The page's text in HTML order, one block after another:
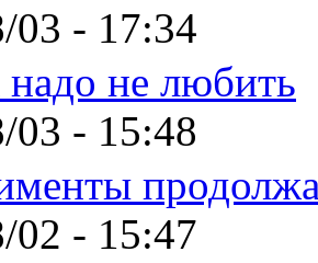
03 - 17:34
надо не любить
03 - 15:48
02 - 15:47